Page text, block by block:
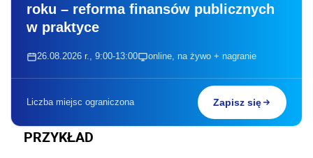
roku – reforma finansów publicznych
w praktyce
26.08.2026 r., 9:00-13:00 online, na żywo + nagranie
Liczba miejsc ograniczona Zapisz się
PRZYKŁAD